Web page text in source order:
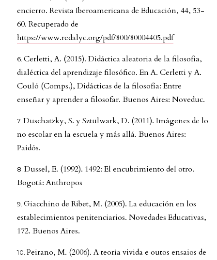
encierro. Revista Iberoamericana de Educación, 44, 53-
60. Recuperado de
https://www.redalyc.org/pdf/800/80004405.pdf
Cerletti, A. (2015). Didáctica aleatoria de la filosofía,
dialéctica del aprendizaje filosófico. En A. Cerletti y A.
Couló (Comps.), Didácticas de la filosofía: Entre
enseñar y aprender a filosofar. Buenos Aires: Noveduc.
Duschatzky, S. y Sztulwark, D. (2011). Imágenes de lo
no escolar en la escuela y más allá. Buenos Aires:
Paidós.
Dussel, E. (1992). 1492: El encubrimiento del otro.
Bogotá: Anthropos
Giacchino de Ribet, M. (2005). La educación en los
establecimientos penitenciarios. Novedades Educativas,
172. Buenos Aires.
Peirano, M. (2006). A teoría vivida e outos ensaios de